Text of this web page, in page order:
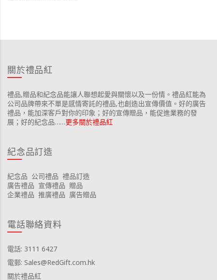
關於禮品紅
禮品,贈品和紀念品能讓人聯想起愛與關懷以及一份情。禮品紅能為
公司品牌帶來不單是感情寄託的禮品,也創造出宣傳價值。好的廣告
禮品，能加深客戶對你的印象；好的宣傳贈品，能促進業務的發
展；好的紀念品……更多關於禮品紅
紀念品訂造
紀念品 公司禮品 禮品訂造
廣告禮品 宣傳禮品 贈品
企業禮品 推廣禮品 廣告贈品
電話聯絡資料
電話: 3111 6427
電郵: Sales@RedGift.com.hk
關於禮品紅